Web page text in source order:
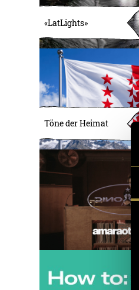
«LatLights»
Töne der Heimat